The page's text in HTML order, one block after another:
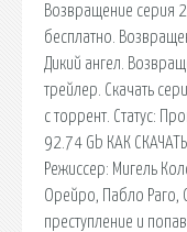
Возвращение серия
бесплатно.
Дикий ангел.
трейлер. Скачать
c торрент. Статус:
92.74 Gb КАК
Режиссер: Мигель
Орейро, Пабло Раго,
преступление и